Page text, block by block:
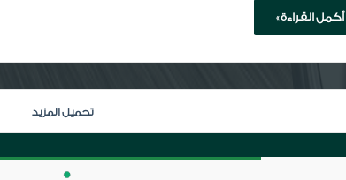
أكمل القراءة »
تحميل المزيد